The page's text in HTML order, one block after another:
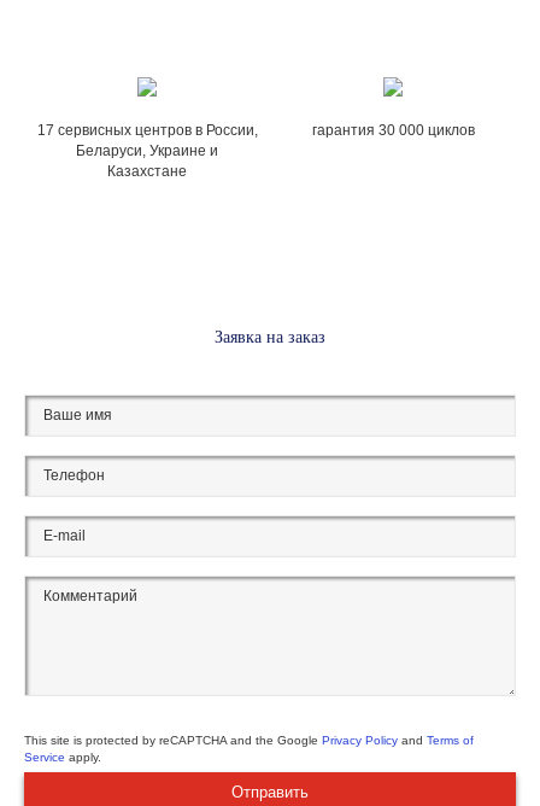
17 сервисных центров в России,
Беларуси, Украине и
Казахстане
гарантия 30 000 циклов
Заявка на заказ
This site is protected by reCAPTCHA and the Google Privacy Policy and Terms of
Service apply.